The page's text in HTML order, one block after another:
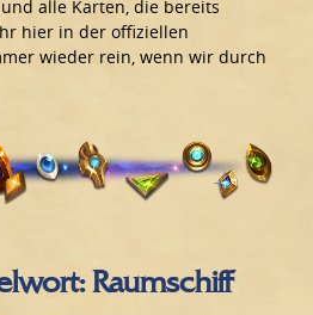
alle Karten, die bereits
hier in der offiziellen
wieder rein, wenn wir durch
Raumschiff